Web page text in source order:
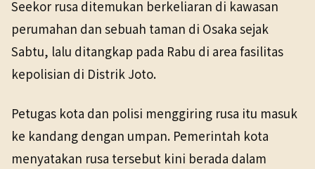
26 Mar 2026
Pranala sumber asli tidak lagi tersedia. Versi arsip
Seekor rusa ditemukan berkeliaran di kawasan
perumahan dan sebuah taman di Osaka sejak
Sabtu, lalu ditangkap pada Rabu di area fasilitas
kepolisian di Distrik Joto.
Petugas kota dan polisi menggiring rusa itu masuk
ke kandang dengan umpan. Pemerintah kota
menyatakan rusa tersebut kini berada dalam